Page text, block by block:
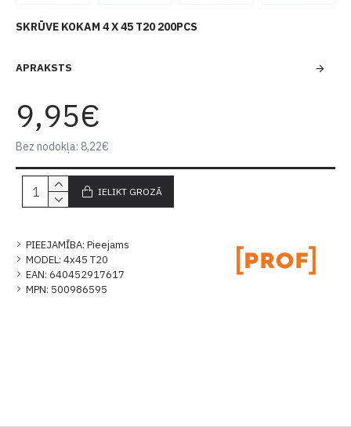
SKRŪVE KOKAM 4 X 45 T20 200PCS
APRAKSTS
PIEEJAMĪBA: Pieejams
MODEL: 4x45 T20
EAN: 640452917617
MPN: 500986595
9,95€
Bez nodokļa: 8,22€
IELIKT GROZĀ